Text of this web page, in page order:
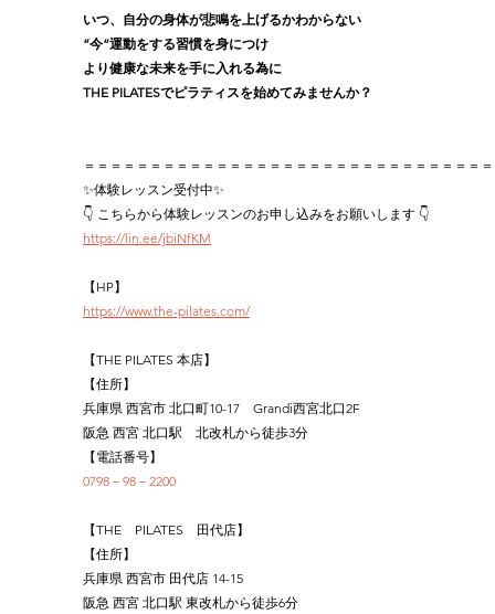
いつ、自分の身体が悲鳴を上げるかわからない
”今”運動をする習慣を身につけ
より健康な未来を手に入れる為に
THE PILATESでピラティスを始めてみませんか？
＝＝＝＝＝＝＝＝＝＝＝＝＝＝＝＝＝＝＝＝＝＝＝＝＝＝＝＝＝＝
✨体験レッスン受付中✨
👇 こちらから体験レッスンのお申し込みをお願いします 👇
https://lin.ee/jbiNfKM
【HP】
https://www.the-pilates.com/
【THE PILATES 本店】
【住所】
兵庫県 西宮市 北口町10-17　Grandi西宮北口2F
阪急 西宮 北口駅　北改札から徒歩3分
【電話番号】
0798－98－2200
【THE　PILATES　田代店】
【住所】
兵庫県 西宮市 田代店 14-15
阪急 西宮 北口駅 東改札から徒歩6分